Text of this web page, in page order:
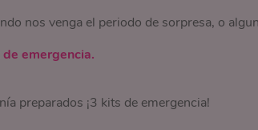
nos venga el periodo de sorpresa, o
emergencia.
preparados ¡3 kits de emergencia!